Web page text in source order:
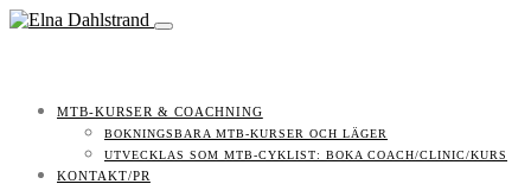
MTB-KURSER & COACHNING
BOKNINGSBARA MTB-KURSER OCH LÄGER
UTVECKLAS SOM MTB-CYKLIST: BOKA COACH/CLINIC/KURS
KONTAKT/PR